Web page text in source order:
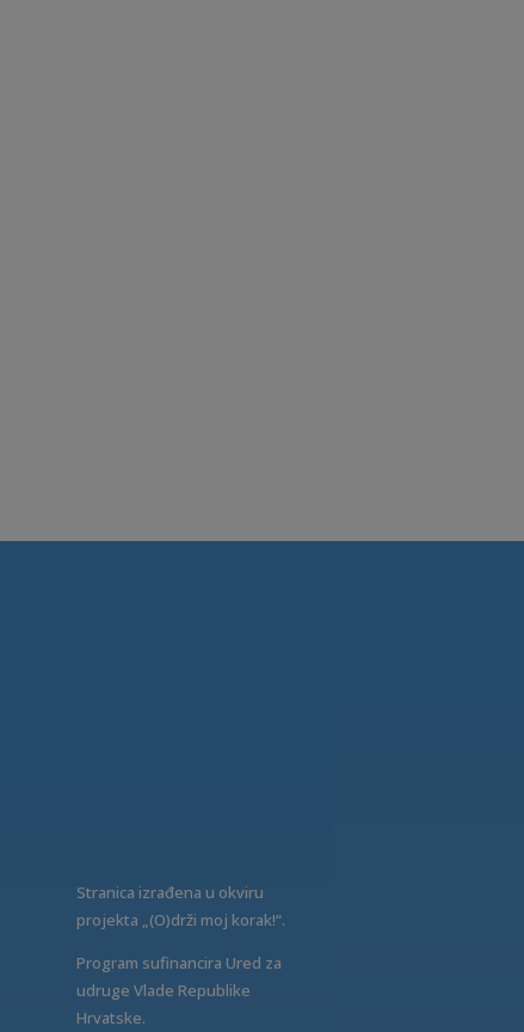
Stranica izrađena u okviru
projekta „(O)drži moj korak!“.
Program sufinancira Ured za
udruge Vlade Republike
Hrvatske.